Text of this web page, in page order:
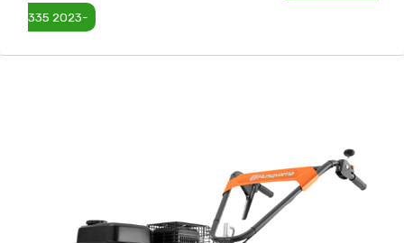
335 2023-